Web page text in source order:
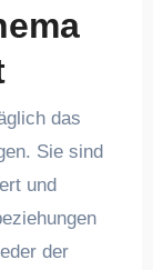
das
Sie sind
und
der